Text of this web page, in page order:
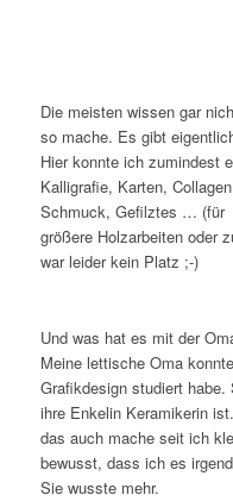
Die meisten wissen gar
so mache. Es gibt
Hier konnte ich zumindest
Kalligrafie, Karten,
Schmuck, Gefilztes … (für
größere Holzarbeiten oder
war leider kein Platz ;-)
Und was hat es mit der
Meine lettische Oma
Grafikdesign studiert
ihre Enkelin Keramikerin
das auch mache seit ich
bewusst, dass ich es
Sie wusste mehr.